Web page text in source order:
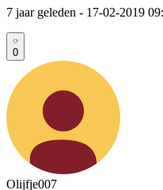
7 jaar geleden - 17-02-2019
0
Olijfje007